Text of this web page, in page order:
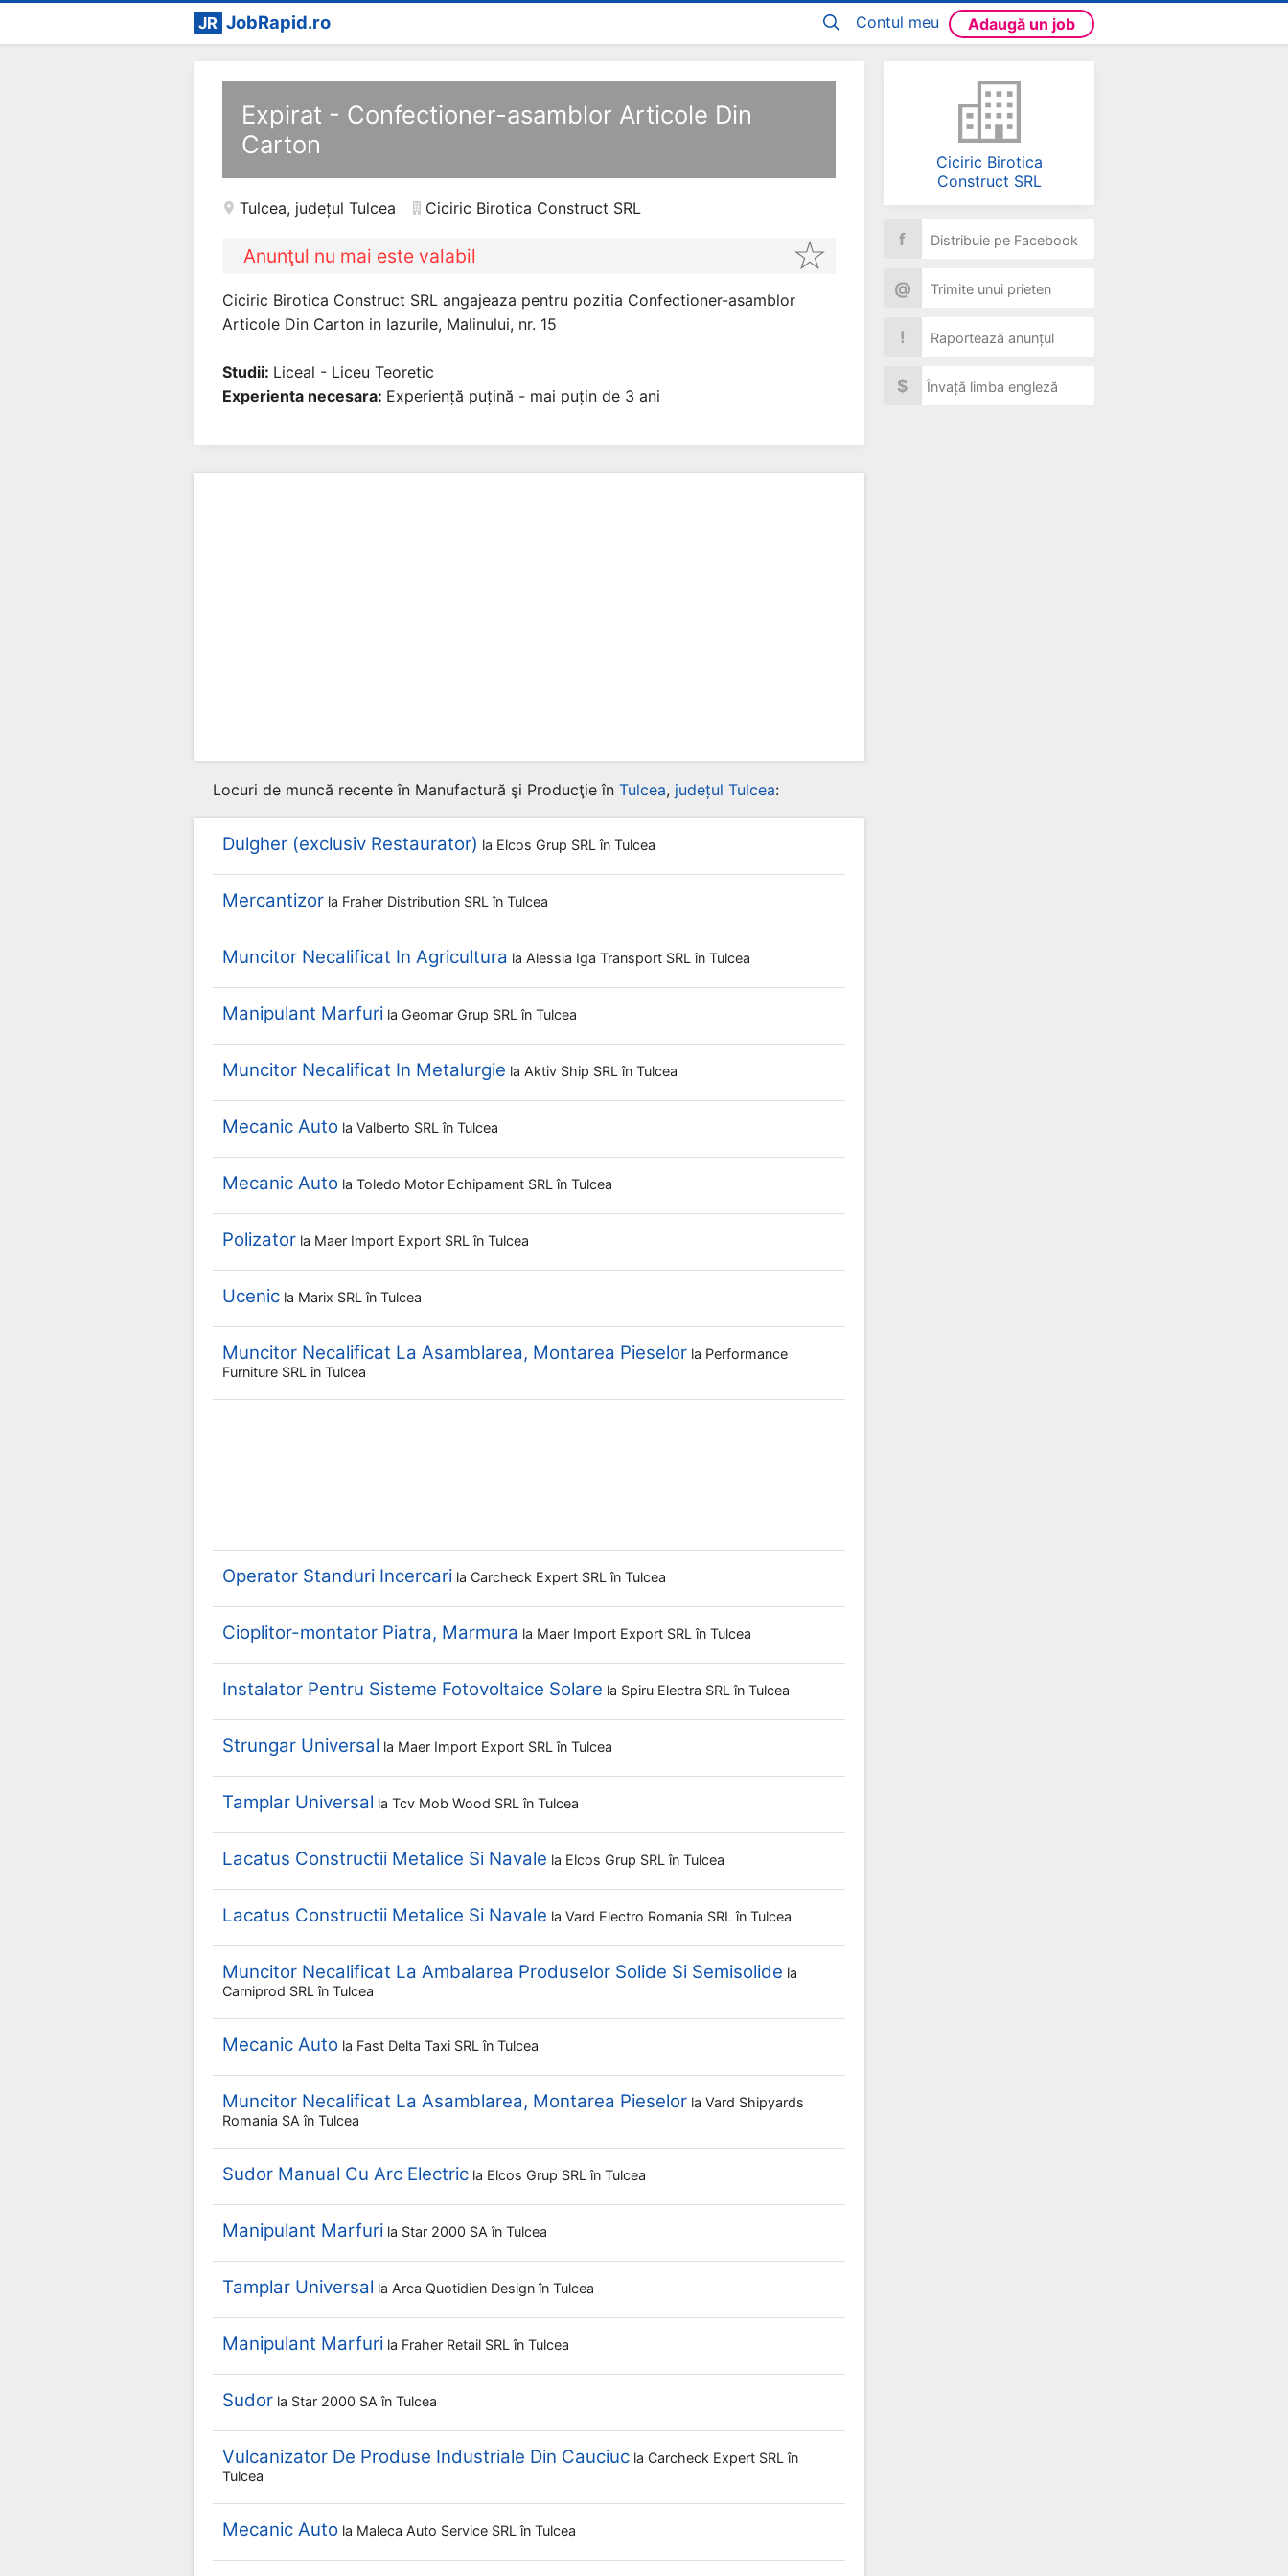
Contul meu Adaugă un job
JR JobRapid.ro
Expirat - Confectioner-asamblor Articole Din
Carton
Tulcea, județul Tulcea Ciciric Birotica Construct SRL
Anunţul nu mai este valabil
Ciciric Birotica Construct SRL angajeaza pentru pozitia Confectioner-asamblor
Articole Din Carton in Iazurile, Malinului, nr. 15
Studii: Liceal - Liceu Teoretic
Experienta necesara: Experiență puțină - mai puțin de 3 ani
Ciciric Birotica
Construct SRL
f Distribuie pe Facebook
@ Trimite unui prieten
! Raportează anunțul
$ Învață limba engleză
Locuri de muncă recente în Manufactură şi Producţie în Tulcea, județul Tulcea:
Dulgher (exclusiv Restaurator) la Elcos Grup SRL în Tulcea
Mercantizor la Fraher Distribution SRL în Tulcea
Muncitor Necalificat In Agricultura la Alessia Iga Transport SRL în Tulcea
Manipulant Marfuri la Geomar Grup SRL în Tulcea
Muncitor Necalificat In Metalurgie la Aktiv Ship SRL în Tulcea
Mecanic Auto la Valberto SRL în Tulcea
Mecanic Auto la Toledo Motor Echipament SRL în Tulcea
Polizator la Maer Import Export SRL în Tulcea
Ucenic la Marix SRL în Tulcea
Muncitor Necalificat La Asamblarea, Montarea Pieselor la Performance
Furniture SRL în Tulcea
Operator Standuri Incercari la Carcheck Expert SRL în Tulcea
Cioplitor-montator Piatra, Marmura la Maer Import Export SRL în Tulcea
Instalator Pentru Sisteme Fotovoltaice Solare la Spiru Electra SRL în Tulcea
Strungar Universal la Maer Import Export SRL în Tulcea
Tamplar Universal la Tcv Mob Wood SRL în Tulcea
Lacatus Constructii Metalice Si Navale la Elcos Grup SRL în Tulcea
Lacatus Constructii Metalice Si Navale la Vard Electro Romania SRL în Tulcea
Muncitor Necalificat La Ambalarea Produselor Solide Si Semisolide la
Carniprod SRL în Tulcea
Mecanic Auto la Fast Delta Taxi SRL în Tulcea
Muncitor Necalificat La Asamblarea, Montarea Pieselor la Vard Shipyards
Romania SA în Tulcea
Sudor Manual Cu Arc Electric la Elcos Grup SRL în Tulcea
Manipulant Marfuri la Star 2000 SA în Tulcea
Tamplar Universal la Arca Quotidien Design în Tulcea
Manipulant Marfuri la Fraher Retail SRL în Tulcea
Sudor la Star 2000 SA în Tulcea
Vulcanizator De Produse Industriale Din Cauciuc la Carcheck Expert SRL în
Tulcea
Mecanic Auto la Maleca Auto Service SRL în Tulcea